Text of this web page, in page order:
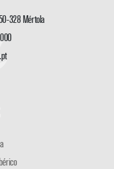
328 Mértola